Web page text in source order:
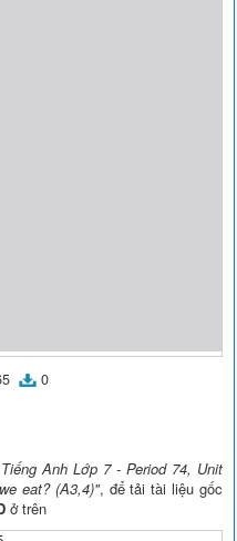
0
Anh Lớp 7 - Period 74, Unit
eat? (A3,4)", để tải tài liệu gốc
ở trên